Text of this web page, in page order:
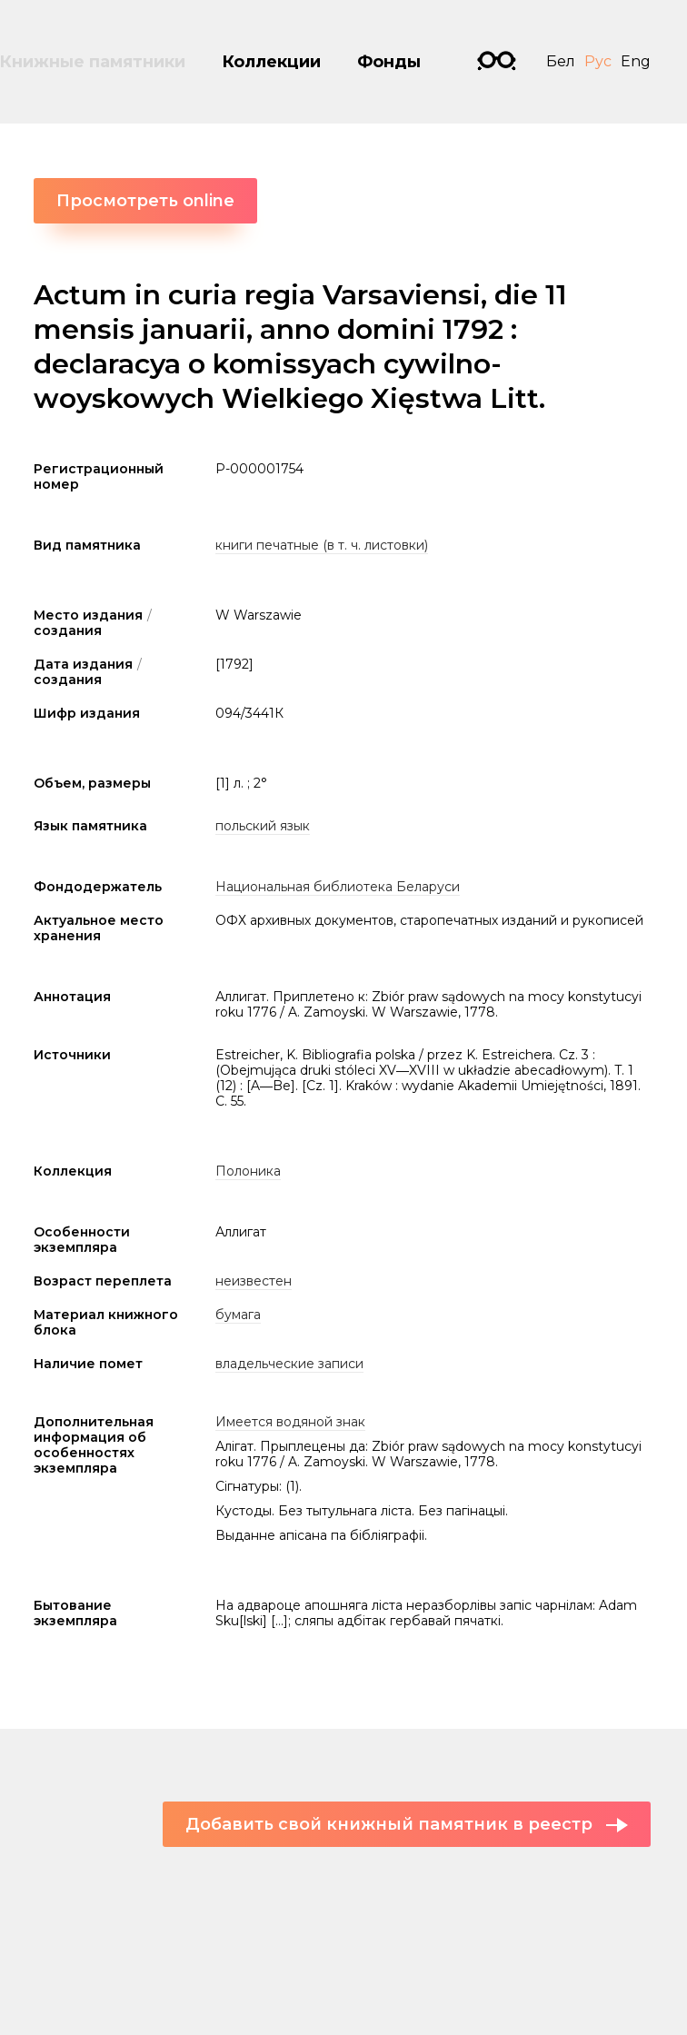
Книжные памятники Коллекции Фонды Бел Рус Eng
Просмотреть online
Actum in curia regia Varsaviensi, die 11
mensis januarii, anno domini 1792 :
declaracya o komissyach cywilno-
woyskowych Wielkiego Xięstwa Litt.
Регистрационный
номер
P-000001754
Вид памятника книги печатные (в т. ч. листовки)
Место издания /
создания
W Warszawie
Дата издания /
создания
[1792]
Шифр издания 094/3441К
Объем, размеры [1] л. ; 2°
Язык памятника польский язык
Фондодержатель Национальная библиотека Беларуси
Актуальное место
хранения
ОФХ архивных документов, старопечатных изданий и рукописей
Аннотация
Аллигат. Приплетено к: Zbiór praw sądowych na mocy konstytucyi
roku 1776 / A. Zamoyski. W Warszawie, 1778.
Источники
Estreicher, K. Bibliografia polska / przez K. Estreichera. Cz. 3 :
(Obejmująca druki stóleci XV―XVIII w układzie abecadłowym). T. 1
(12) : [A―Be]. [Cz. 1]. Kraków : wydanie Akademii Umiejętności, 1891.
C. 55.
Коллекция Полоника
Особенности
экземпляра
Аллигат
Возраст переплета неизвестен
Материал книжного
блока
бумага
Наличие помет владельческие записи
Дополнительная
информация об
особенностях
экземпляра
Имеется водяной знак
Алігат. Прыплецены да: Zbiór praw sądowych na mocy konstytucyi
roku 1776 / A. Zamoyski. W Warszawie, 1778.
Сігнатуры: (1).
Кустоды. Без тытульнага ліста. Без пагінацыі.
Выданне апісана па бібліяграфіі.
Бытование
экземпляра
На адвароце апошняга ліста неразборлівы запіс чарнілам: Adam
Sku[lski] […]; сляпы адбітак гербавай пячаткі.
Добавить свой книжный памятник в реестр